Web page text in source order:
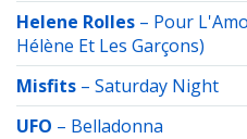
Helene Rolles – Pour
Hélène Et Les Garçons)
Misfits – Saturday Night
UFO – Belladonna